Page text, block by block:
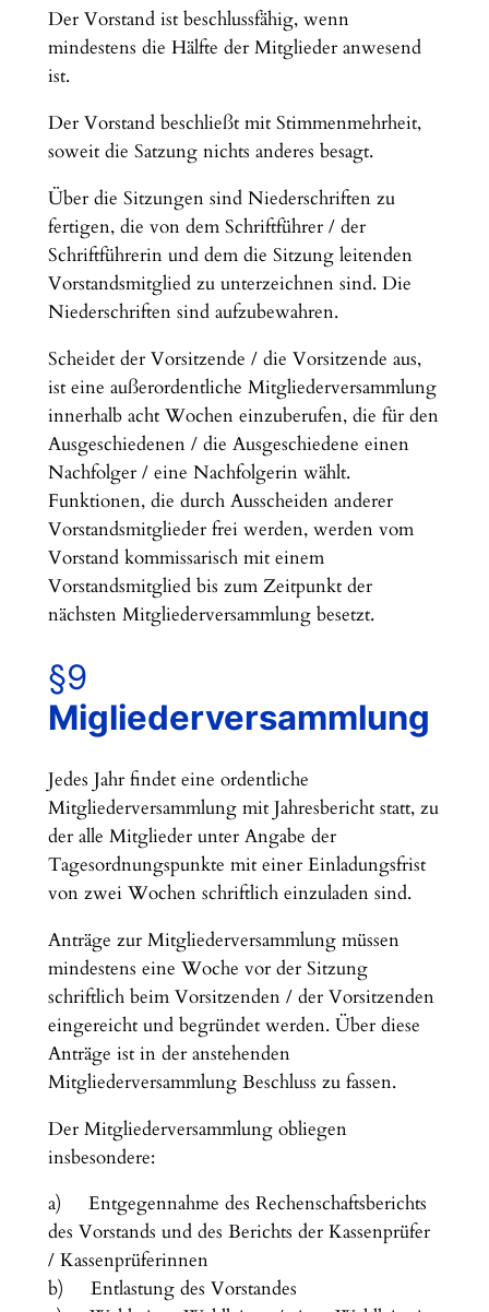
Der Vorstand ist beschlussfähig, wenn
mindestens die Hälfte der Mitglieder anwesend
ist.
Der Vorstand beschließt mit Stimmenmehrheit,
soweit die Satzung nichts anderes besagt.
Über die Sitzungen sind Niederschriften zu
fertigen, die von dem Schriftführer / der
Schriftführerin und dem die Sitzung leitenden
Vorstandsmitglied zu unterzeichnen sind. Die
Niederschriften sind aufzubewahren.
Scheidet der Vorsitzende / die Vorsitzende aus,
ist eine außerordentliche Mitgliederversammlung
innerhalb acht Wochen einzuberufen, die für den
Ausgeschiedenen / die Ausgeschiedene einen
Nachfolger / eine Nachfolgerin wählt.
Funktionen, die durch Ausscheiden anderer
Vorstandsmitglieder frei werden, werden vom
Vorstand kommissarisch mit einem
Vorstandsmitglied bis zum Zeitpunkt der
nächsten Mitgliederversammlung besetzt.
§9
Migliederversammlung
Jedes Jahr findet eine ordentliche
Mitgliederversammlung mit Jahresbericht statt, zu
der alle Mitglieder unter Angabe der
Tagesordnungspunkte mit einer Einladungsfrist
von zwei Wochen schriftlich einzuladen sind.
Anträge zur Mitgliederversammlung müssen
mindestens eine Woche vor der Sitzung
schriftlich beim Vorsitzenden / der Vorsitzenden
eingereicht und begründet werden. Über diese
Anträge ist in der anstehenden
Mitgliederversammlung Beschluss zu fassen.
Der Mitgliederversammlung obliegen
insbesondere:
a) Entgegennahme des Rechenschaftsberichts
des Vorstands und des Berichts der Kassenprüfer
/ Kassenprüferinnen
b) Entlastung des Vorstandes